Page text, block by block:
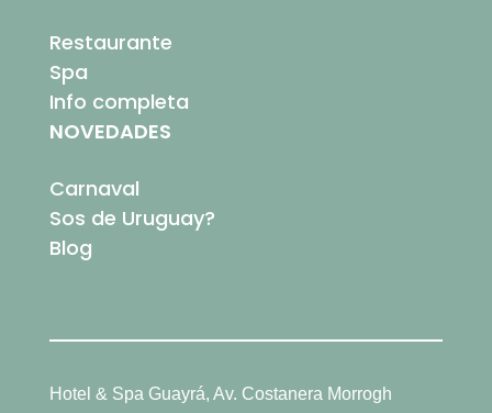
Restaurante
Spa
Info completa
NOVEDADES
Carnaval
Sos de Uruguay?
Blog
Hotel & Spa Guayrá, Av. Costanera Morrogh